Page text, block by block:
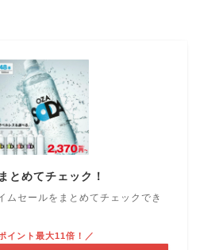
とめてチェック！
ムセールをまとめてチェックでき
イント最大11倍！／